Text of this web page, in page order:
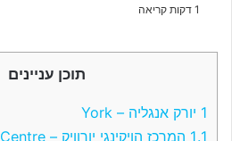
תוכן עניינים
1 יורק אנגליה – York
1.1 המרכז הויקינגי יורוויק – Jorvik Viking Centre